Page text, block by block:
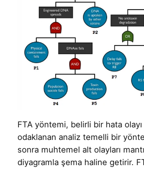
FTA yöntemi, belirli bir hata
odaklanan analiz temelli bir
sonra muhtemel alt olayları
diyagramla şema haline getirir.